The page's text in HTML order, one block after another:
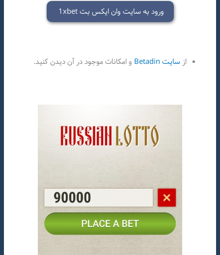
ورود به سایت وان ایکس بت 1xbet
از سایت Betadin و امکانات موجود در آن دیدن کنید.